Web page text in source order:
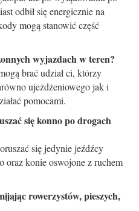
odbił się energicznie na
mogą stanowić część
wyjazdach w teren?
brać udział ci, którzy
ujeżdżeniowego jak i
pomocami.
się konno po drogach
się jedynie jeźdźcy
oraz konie oswo­jone z ruchem
rowerzystów, pieszych,